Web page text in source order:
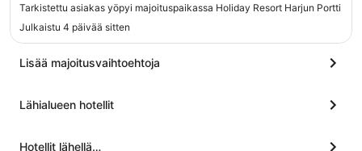
Tarkistettu asiakas yöpyi majoituspaikassa Holiday Resort Harjun Portti
Julkaistu 4 päivää sitten
Lisää majoitusvaihtoehtoja
Lähialueen hotellit
Hotellit lähellä…